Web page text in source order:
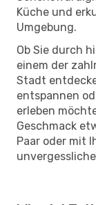
Küche und
Umgebung.
Ob Sie durch
einem der
Stadt
entspannen
erleben
Geschmack
Paar oder mit